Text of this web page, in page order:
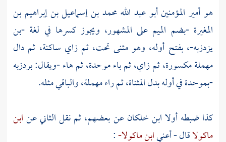
هو أمير المؤمنينأبو عبد الله محمد بن إسماعيل بن إبراهيم بن
المغيرة -بضم الميم على المشهور، ويجوز كسرها في لغة -بن
يزدزبه-،بفتح أوله، وهو مثنى تحت، ثم زاي ساكنة، ثم دال
مهملة مكسورة، ثم زاي، ثم باء موحدة، ثم هاء -ويقال: بردزبه
-بموحدة في أوله بدل المثناة، ثم راء مهملة، والباقي مثله.
كذا ضبطه أولا ابن خلكان عن بعضهم، ثم نقل الثاني عنابن
ماكولاقال - أعنيابن ماكولا-: